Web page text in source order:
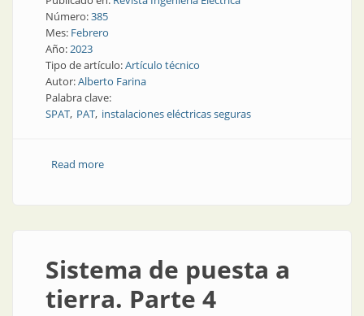
Número:385
Mes: Febrero
Año:2023
Tipo de artículo:Artículo técnico
Autor:Alberto Farina
Palabra clave:
SPAT PAT instalaciones eléctricas seguras
Read moreabout Sistema de puesta a tierra. Parte 5
Sistema de puesta a
tierra. Parte 4